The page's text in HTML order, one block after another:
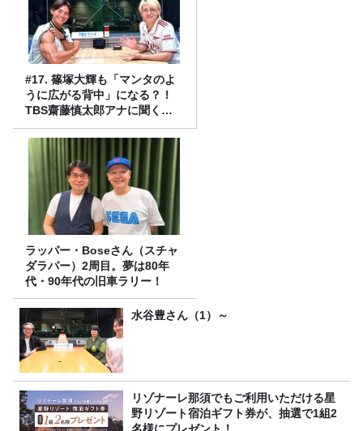
#17. 篠塚大輝も「マンタのよ
うに広がる背中」になる？！
TBS齋藤慎太郎アナに聞くメ
ンズフィジークの魅力！！
ラッパー・Boseさん（スチャ
ダラパー）2周目。夢は80年
代・90年代の旧車ラリー！
水谷豊さん（1）～
リゾナーレ那須でもご利用いただける星
野リゾート宿泊ギフト券が、抽選で1組2